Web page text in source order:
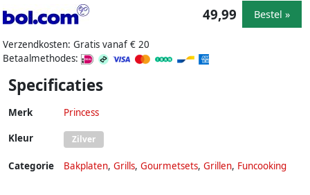
Verzendkosten: Gratis vanaf € 20
Betaalmethodes:
49,99 Bestel »
Specificaties
Merk Princess
Kleur Zilver
Categorie Bakplaten, Grills, Gourmetsets, Grillen, Funcooking